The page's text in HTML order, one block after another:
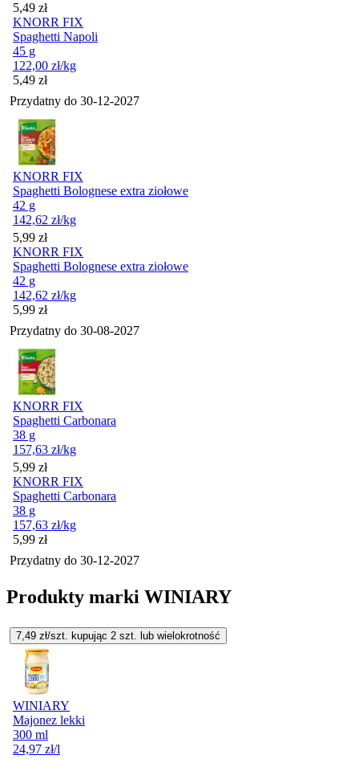
Cena
5,49 zł
KNORR FIX
Spaghetti Napoli
45 g
122,00 zł/kg
Cena
5,49 zł
Przydatny do 30-12-2027
KNORR FIX
Spaghetti Bolognese extra ziołowe
42 g
142,62 zł/kg
Cena
5,99 zł
KNORR FIX
Spaghetti Bolognese extra ziołowe
42 g
142,62 zł/kg
Cena
5,99 zł
Przydatny do 30-08-2027
KNORR FIX
Spaghetti Carbonara
38 g
157,63 zł/kg
Cena
5,99 zł
KNORR FIX
Spaghetti Carbonara
38 g
157,63 zł/kg
Cena
5,99 zł
Przydatny do 30-12-2027
Produkty marki WINIARY
7,49 zł/szt. kupując 2 szt. lub wielokrotność
WINIARY
Majonez lekki
300 ml
24,97 zł/l